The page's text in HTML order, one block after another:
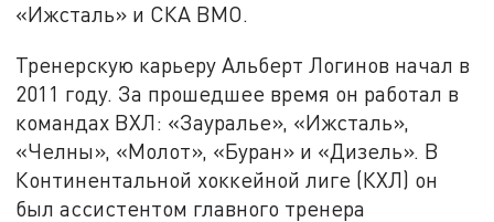
«Ижсталь» и СКА ВМО.
Тренерскую карьеру Альберт Логинов начал в
2011 году. За прошедшее время он работал в
командах ВХЛ: «Зауралье», «Ижсталь»,
«Челны», «Молот», «Буран» и «Дизель». В
Континентальной хоккейной лиге (КХЛ) он
был ассистентом главного тренера